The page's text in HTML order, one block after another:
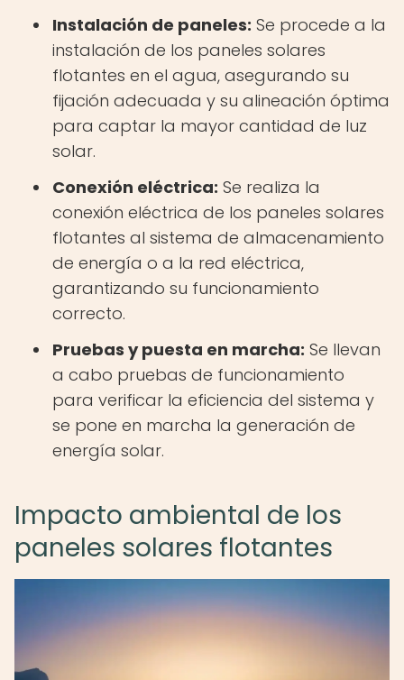
Instalación de paneles: Se procede a la
instalación de los paneles solares
flotantes en el agua, asegurando su
fijación adecuada y su alineación óptima
para captar la mayor cantidad de luz
solar.
Conexión eléctrica: Se realiza la
conexión eléctrica de los paneles solares
flotantes al sistema de almacenamiento
de energía o a la red eléctrica,
garantizando su funcionamiento
correcto.
Pruebas y puesta en marcha: Se llevan
a cabo pruebas de funcionamiento
para verificar la eficiencia del sistema y
se pone en marcha la generación de
energía solar.
Impacto ambiental de los
paneles solares flotantes